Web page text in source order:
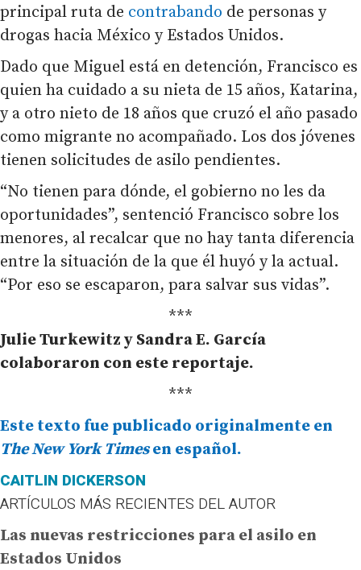
principal ruta de contrabando de personas y
drogas hacia México y Estados Unidos.
Dado que Miguel está en detención, Francisco es
quien ha cuidado a su nieta de 15 años, Katarina,
y a otro nieto de 18 años que cruzó el año pasado
como migrante no acompañado. Los dos jóvenes
tienen solicitudes de asilo pendientes.
“No tienen para dónde, el gobierno no les da
oportunidades”, sentenció Francisco sobre los
menores, al recalcar que no hay tanta diferencia
entre la situación de la que él huyó y la actual.
“Por eso se escaparon, para salvar sus vidas”.
***
Julie Turkewitz y Sandra E. García
colaboraron con este reportaje.
***
Este texto fue publicado originalmente en
The New York Timesen español.
CAITLIN DICKERSON
ARTÍCULOS MÁS RECIENTES DEL AUTOR
Las nuevas restricciones para el asilo en
Estados Unidos